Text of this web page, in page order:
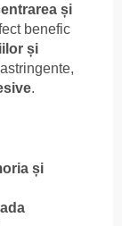
și
benefic
și
.
și